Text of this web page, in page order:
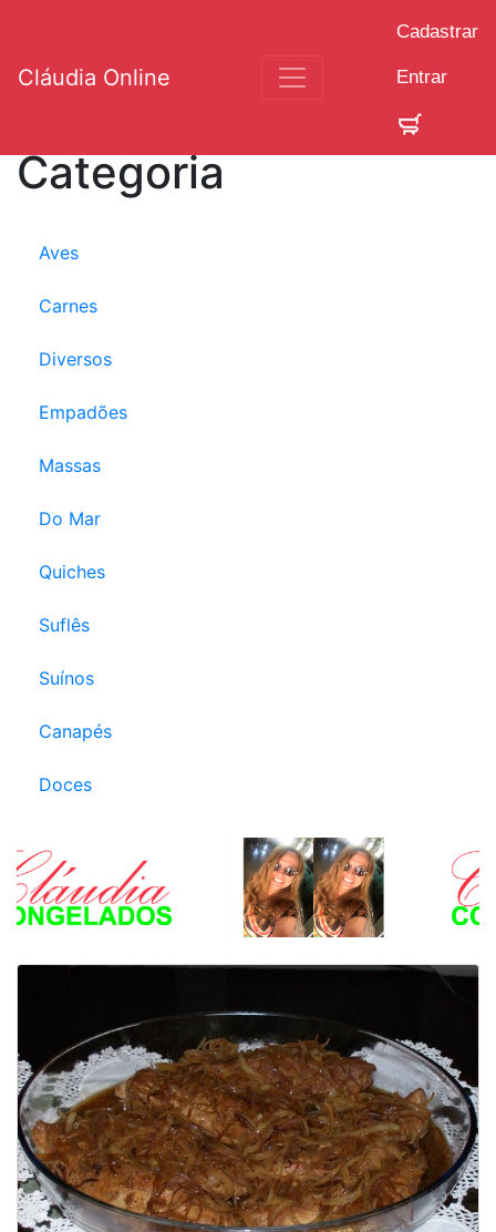
Cláudia Online
Cadastrar
Entrar
Categoria
Aves
Carnes
Diversos
Empadões
Massas
Do Mar
Quiches
Suflês
Suínos
Canapés
Doces
Anterior